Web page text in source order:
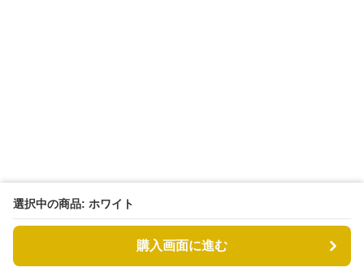
選択中の商品: ホワイト
購入画面に進む